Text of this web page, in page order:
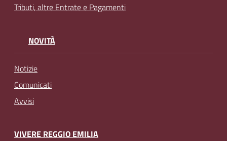
Tributi, altre Entrate e Pagamenti
NOVITÀ
Notizie
Comunicati
Avvisi
VIVERE REGGIO EMILIA